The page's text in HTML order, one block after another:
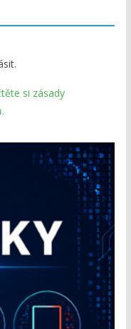
si zásady